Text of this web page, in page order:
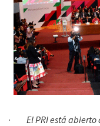
· El PRI está